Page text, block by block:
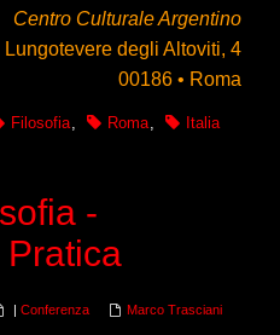
Centro Culturale Argentino
Lungotevere degli Altoviti, 4
00186 • Roma
Filosofia, Roma, Italia
-
Marco Trasciani
|Conferenza